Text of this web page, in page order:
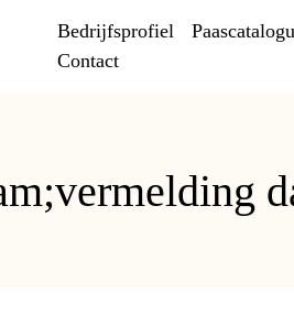
Bedrijfsprofiel
Contact